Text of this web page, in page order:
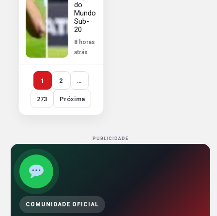
do
Mundo
Sub-
20
8 horas
atrás
1 2 …
273 Próxima
PUBLICIDADE
COMUNIDADE OFICIAL